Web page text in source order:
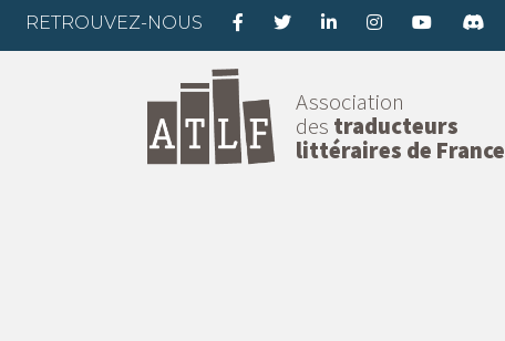
RETROUVEZ-NOUS
Association
des traducteurs
littéraires de France